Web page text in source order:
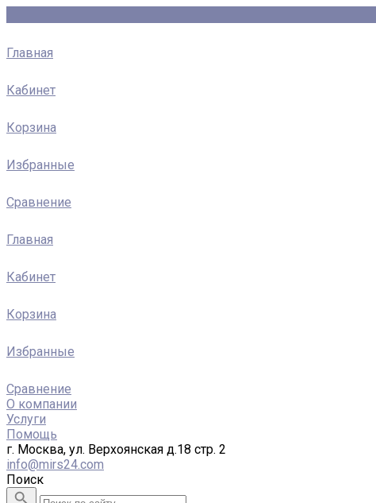
Главная
Кабинет
Корзина
Избранные
Сравнение
Главная
Кабинет
Корзина
Избранные
Сравнение
О компании
Услуги
Помощь
г. Москва, ул. Верхоянская д.18 стр. 2
info@mirs24.com
Поиск